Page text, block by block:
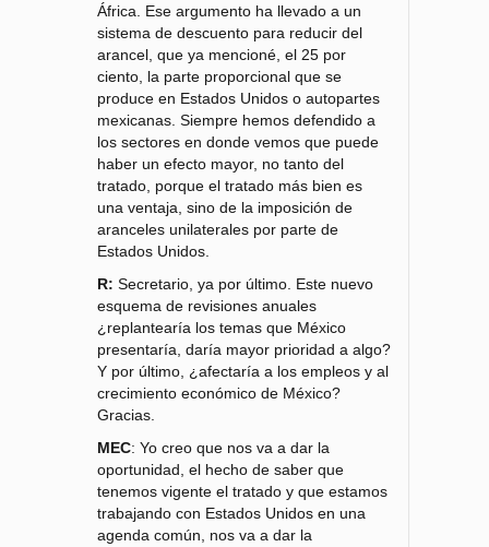
África. Ese argumento ha llevado a un
sistema de descuento para reducir del
arancel, que ya mencioné, el 25 por
ciento, la parte proporcional que se
produce en Estados Unidos o autopartes
mexicanas. Siempre hemos defendido a
los sectores en donde vemos que puede
haber un efecto mayor, no tanto del
tratado, porque el tratado más bien es
una ventaja, sino de la imposición de
aranceles unilaterales por parte de
Estados Unidos.
R: Secretario, ya por último. Este nuevo
esquema de revisiones anuales
¿replantearía los temas que México
presentaría, daría mayor prioridad a algo?
Y por último, ¿afectaría a los empleos y al
crecimiento económico de México?
Gracias.
MEC: Yo creo que nos va a dar la
oportunidad, el hecho de saber que
tenemos vigente el tratado y que estamos
trabajando con Estados Unidos en una
agenda común, nos va a dar la